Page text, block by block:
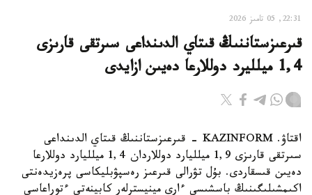
22:31, 05 تامىز 2026
قىرعىزستاننىڭ قىتاي الدىنداعى سىرتقى قارىزى
1,4 ميلليرد دوللارعا دەيىن ازايدى
اقتاۋ. KAZINFORM - قىرعىزستاننىڭ قىتاي الدىنداعى
سىرتقى قارىزى 1,9 ميلليارد دوللاردان 1,4 ميلليارد دوللارعا
دەيىن قىسقاردى. بۇل تۋرالى قىرعىز رەسپۋبليكاسى پرەزيدەنتى
اكىمشىلىگىنىڭ باسشىسى ءارى مينيسترلەر كابينەتى ءتوراعاسى